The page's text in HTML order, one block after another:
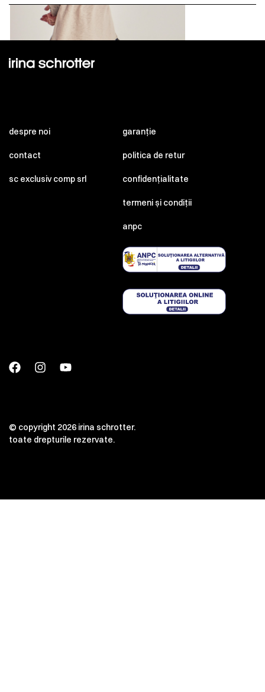
despre noi
contact
sc exclusiv comp srl
garanție
politica de retur
confidențialitate
termeni și condiții
anpc
© copyright 2026 irina schrotter.
toate drepturile rezervate.